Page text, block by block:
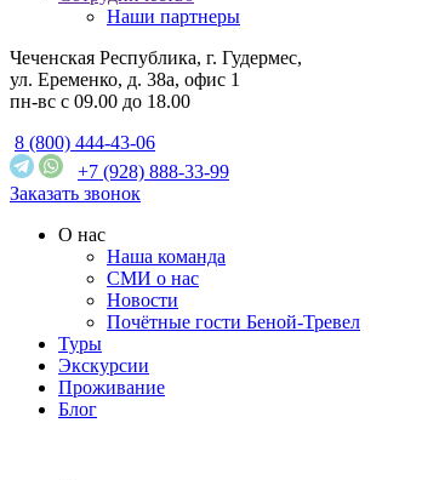
Наши партнеры
Чеченская Республика, г. Гудермес,
ул. Еременко, д. 38а, офис 1
пн-вс с 09.00 до 18.00
8 (800) 444-43-06
+7 (928) 888-33-99
Заказать звонок
О нас
Наша команда
СМИ о нас
Новости
Почётные гости Беной-Тревел
Туры
Экскурсии
Проживание
Блог